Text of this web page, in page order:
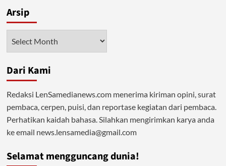
Arsip
Dari Kami
Redaksi LenSamedianews.com menerima kiriman opini, surat
pembaca, cerpen, puisi, dan reportase kegiatan dari pembaca.
Perhatikan kaidah bahasa. Silahkan mengirimkan karya anda
ke email news.lensamedia@gmail.com
Selamat mengguncang dunia!